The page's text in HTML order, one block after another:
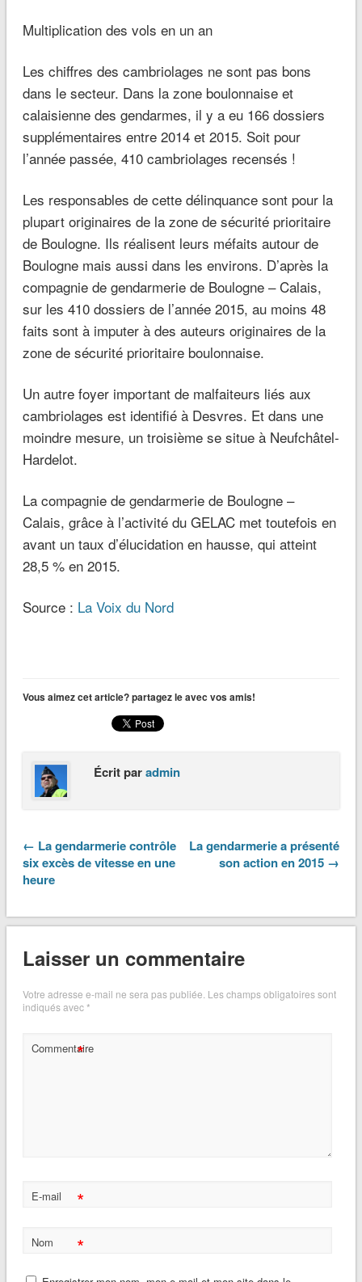
Multiplication des vols en un an
Les chiffres des cambriolages ne sont pas bons
dans le secteur. Dans la zone boulonnaise et
calaisienne des gendarmes, il y a eu 166 dossiers
supplémentaires entre 2014 et 2015. Soit pour
l’année passée, 410 cambriolages recensés !
Les responsables de cette délinquance sont pour la
plupart originaires de la zone de sécurité prioritaire
de Boulogne. Ils réalisent leurs méfaits autour de
Boulogne mais aussi dans les environs. D’après la
compagnie de gendarmerie de Boulogne – Calais,
sur les 410 dossiers de l’année 2015, au moins 48
faits sont à imputer à des auteurs originaires de la
zone de sécurité prioritaire boulonnaise.
Un autre foyer important de malfaiteurs liés aux
cambriolages est identifié à Desvres. Et dans une
moindre mesure, un troisième se situe à Neufchâtel-
Hardelot.
La compagnie de gendarmerie de Boulogne –
Calais, grâce à l’activité du GELAC met toutefois en
avant un taux d’élucidation en hausse, qui atteint
28,5 % en 2015.
Source : La Voix du Nord
Vous aimez cet article? partagez le avec vos amis!
Écrit paradmin
← La gendarmerie contrôle
six excès de vitesse en une
heure
La gendarmerie a présenté
son action en 2015 →
Laisser un commentaire
Votre adresse e-mail ne sera pas publiée. Les champs obligatoires sont
indiqués avec*
Commentaire
*
E-mail *
Nom *